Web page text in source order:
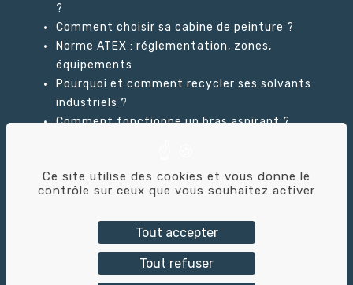
?
Comment choisir sa cabine de peinture ?
Norme ATEX : réglementation, zones,
équipements
Pourquoi et comment recycler ses solvants
industriels ?
Comment fonctionne un bras aspirant ?
GLOSSAIRE
Tricolor Industries © – 2026 – Création du
Ce site utilise des cookies et vous donne le
contrôle sur ceux que vous souhaitez activer
Tout accepter
Tout refuser